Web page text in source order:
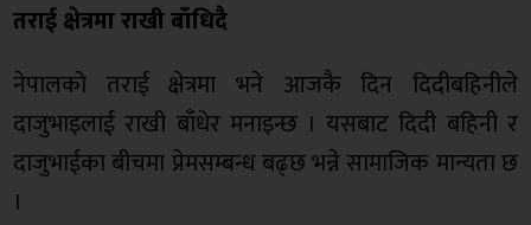
तराई क्षेत्रमा राखी बाँधिदै
नेपालको तराई क्षेत्रमा भने आजकै दिन दिदीबहिनीले
दाजुभाइलाई राखी बाँधेर मनाइन्छ । यसबाट दिदी बहिनी र
दाजुभाईका बीचमा प्रेमसम्बन्ध बढ्छ भन्ने सामाजिक मान्यता छ
।